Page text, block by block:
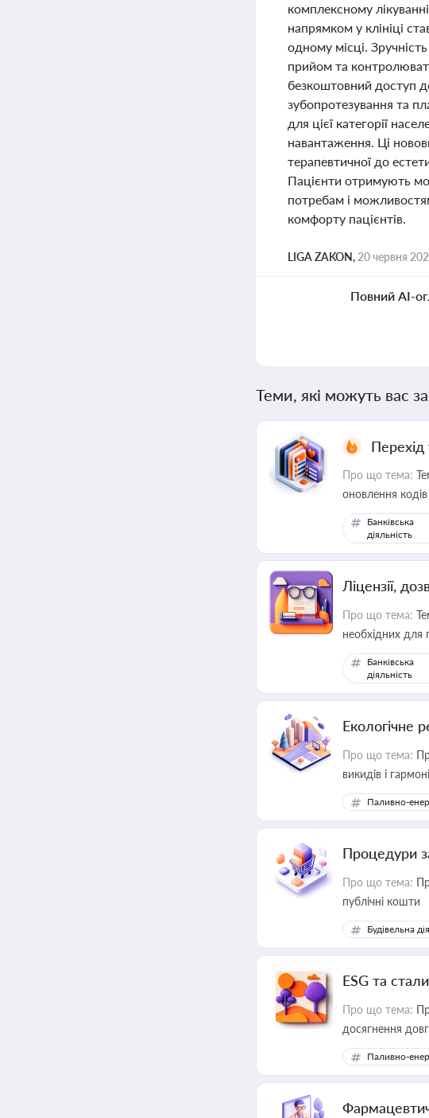
комплексному
напрямком у клініці
одному місці.
прийом та
безкоштовний доступ
зубопротезування та
для цієї категорії
навантаження. Ці
терапевтичної до
Пацієнти отримують
потребам і
комфорту пацієнтів.
LIGA ZAKON, 20 червня
Повний AI-
Теми, які можуть вас
Перехід
Про що тема:
оновлення
Банківська
діяльність
Ліцензії,
Про що тема:
необхідних для
Банківська
діяльність
Екологічне
Про що тема:
викидів і
Паливно-
Процедури
Про що тема:
публічні кошти
Будівельна
ESG та
Про що тема:
досягнення
Паливно-